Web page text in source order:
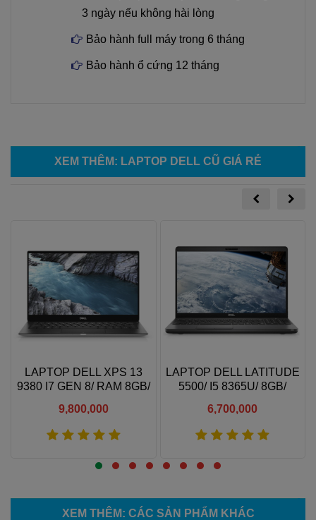
3 ngày nếu không hài lòng
Bảo hành full máy trong 6 tháng
Bảo hành ổ cứng 12 tháng
XEM THÊM: LAPTOP DELL CŨ GIÁ RẺ
LAPTOP DELL XPS 13
9380 I7 GEN 8/ RAM 8GB/
9,800,000
Xem thêm
LAPTOP DELL LATITUDE
5500/ I5 8365U/ 8GB/
6,700,000
Xem thêm
XEM THÊM: CÁC SẢN PHẨM KHÁC